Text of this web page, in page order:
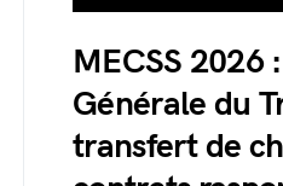
MECSS 2026
Générale du
transfert de